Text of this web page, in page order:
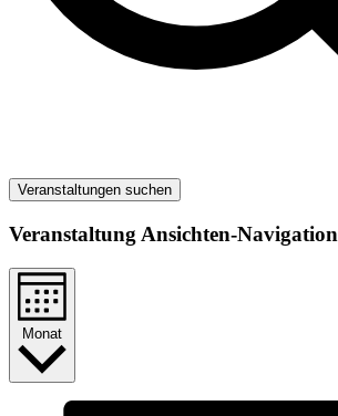
Veranstaltungen suchen
Veranstaltung Ansichten-Navigation
Monat